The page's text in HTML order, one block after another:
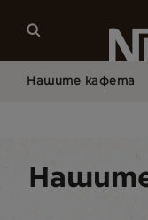
Нашите кафета